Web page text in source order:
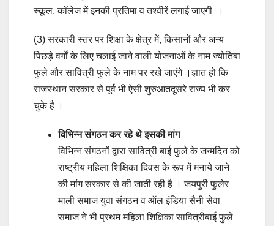
स्कूल, कॉलेज में इनकी प्रतिमा व तश्वीरें लगाई जाएगी ।
(3) सरकारी स्तर पर शिक्षा के क्षेत्र में, किसानों और अन्य
पिछड़े वर्गों के लिए चलाई जाने वाली योजनाओं के नाम ज्योतिबा
फुले और सावित्री फुले के नाम पर रखे जाएंगे ।ज्ञात हो कि
राजस्थान सरकार से पूर्व भी ऐसी शुरुआतदूसरे राज्य भी कर
चुके है ।
विभिन्न संगठन कर रहे थे इसकी मांग
विभिन्न संगठनों द्वारा सावित्री बाई फुले के जन्मदिन को
राष्ट्रीय महिला शिक्षिका दिवस के रूप में मनाये जाने
की मांग सरकार से की जाती रही है । जयपुरी फुलेर
माली समाज युवा संगठन व ऑल इंडिया सैनी सेवा
समाज ने भी प्रथम महिला शिक्षिका सावित्रीबाई फुले